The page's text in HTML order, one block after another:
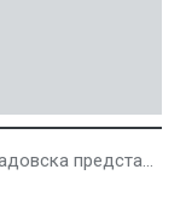
на Всероссийском конкурсе Рослесхоза